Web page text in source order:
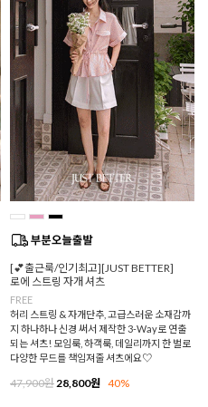
[💕출근룩/인기최고][JUST BETTER]
로에 스트링 자개 셔츠
FREE
허리 스트링 & 자개단추, 고급스러운 소재감까
지 하나하나 신경 써서 제작한 3-Way로 연출
되는 셔츠! 모임룩, 하객룩, 데일리까지 한 벌로
다양한 무드를 책임져줄 셔츠에요♡
47,900원28,800원 40%